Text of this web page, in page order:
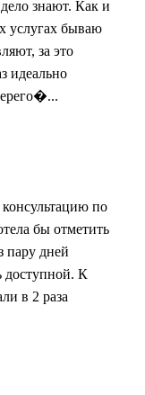
знают. Как и
услугах бываю
за это
идеально
по
бы отметить
пару дней
доступной. К
в 2 раза